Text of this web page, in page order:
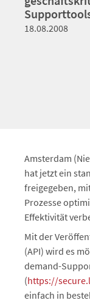
18.08.2008
Amsterdam
hat jetzt ein
freigegeben,
Prozesse
Effektivität
Mit der
(API) wird es
demand-
(https://
einfach in